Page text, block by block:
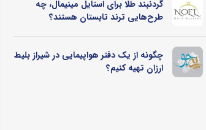
گردنبند طلا برای استایل مینیمال، چه
طرح‌هایی ترند تابستان هستند؟
چگونه از یک دفتر هواپیمایی در شیراز بلیط
ارزان تهیه کنیم؟